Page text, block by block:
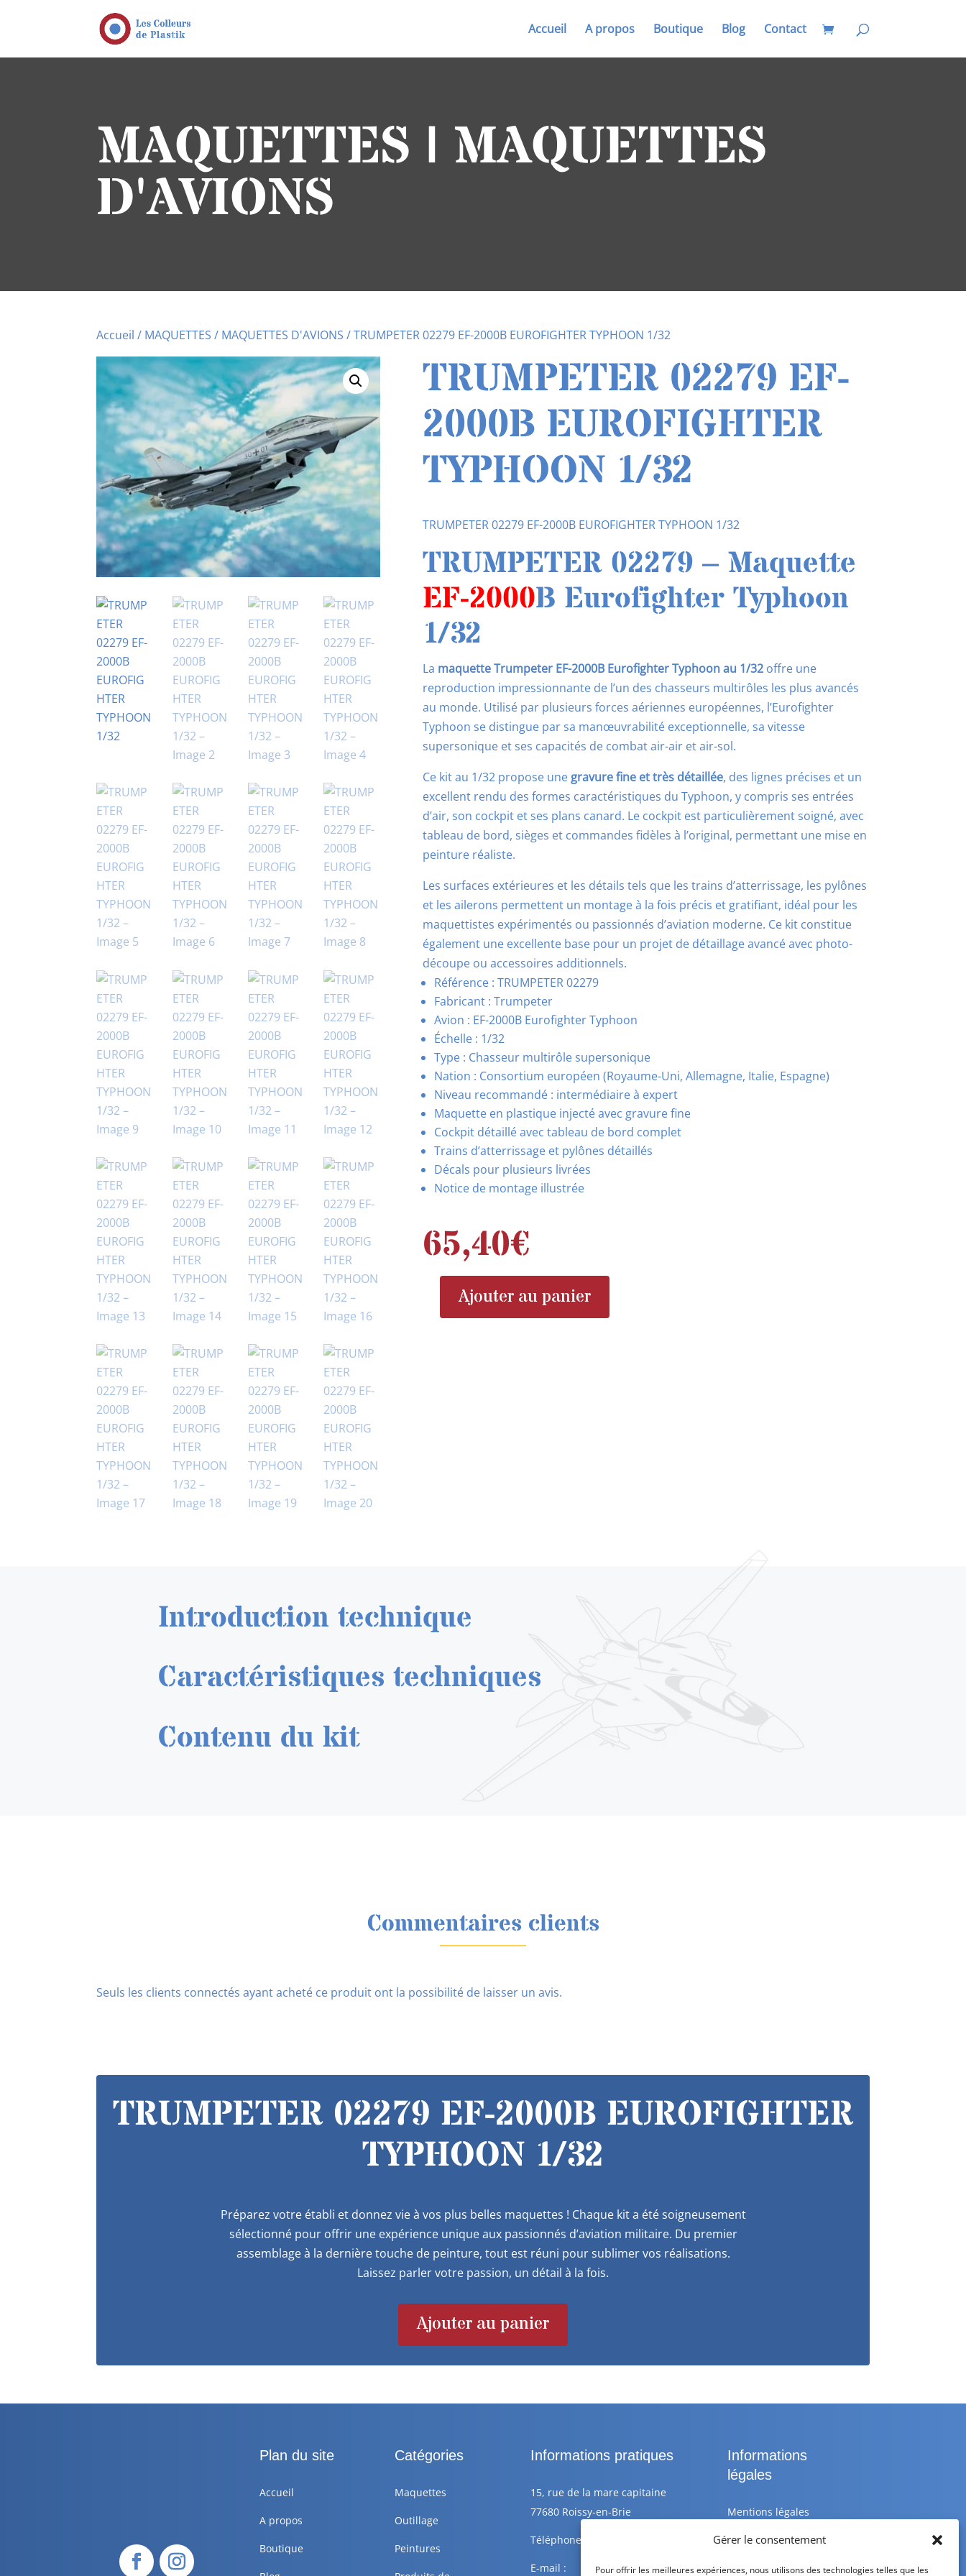
Gérer le consentement
Pour offrir les meilleures expériences, nous utilisons des technologies telles que les
Accueil A propos Boutique Blog Contact
MAQUETTES | MAQUETTES
D'AVIONS
Accueil / MAQUETTES / MAQUETTES D'AVIONS / TRUMPETER 02279 EF-2000B EUROFIGHTER TYPHOON 1/32
TRUMPETER 02279 EF-
2000B EUROFIGHTER
TYPHOON 1/32
TRUMPETER 02279 EF-2000B EUROFIGHTER TYPHOON 1/32
TRUMPETER 02279 – Maquette
EF-2000B Eurofighter Typhoon
1/32
La maquette Trumpeter EF-2000B Eurofighter Typhoon au 1/32 offre une
reproduction impressionnante de l’un des chasseurs multirôles les plus avancés
au monde. Utilisé par plusieurs forces aériennes européennes, l’Eurofighter
Typhoon se distingue par sa manœuvrabilité exceptionnelle, sa vitesse
supersonique et ses capacités de combat air-air et air-sol.
Ce kit au 1/32 propose une gravure fine et très détaillée, des lignes précises et un
excellent rendu des formes caractéristiques du Typhoon, y compris ses entrées
d’air, son cockpit et ses plans canard. Le cockpit est particulièrement soigné, avec
tableau de bord, sièges et commandes fidèles à l’original, permettant une mise en
peinture réaliste.
Les surfaces extérieures et les détails tels que les trains d’atterrissage, les pylônes
et les ailerons permettent un montage à la fois précis et gratifiant, idéal pour les
maquettistes expérimentés ou passionnés d’aviation moderne. Ce kit constitue
également une excellente base pour un projet de détaillage avancé avec photo-
découpe ou accessoires additionnels.
Référence : TRUMPETER 02279
Fabricant : Trumpeter
Avion : EF-2000B Eurofighter Typhoon
Échelle : 1/32
Type : Chasseur multirôle supersonique
Nation : Consortium européen (Royaume-Uni, Allemagne, Italie, Espagne)
Niveau recommandé : intermédiaire à expert
Maquette en plastique injecté avec gravure fine
Cockpit détaillé avec tableau de bord complet
Trains d’atterrissage et pylônes détaillés
Décals pour plusieurs livrées
Notice de montage illustrée
65,40€
quantitéAjouter au panier
Introduction technique
Caractéristiques techniques
Contenu du kit
Commentaires clients
Seuls les clients connectés ayant acheté ce produit ont la possibilité de laisser un avis.
TRUMPETER 02279 EF-2000B EUROFIGHTER
TYPHOON 1/32
Préparez votre établi et donnez vie à vos plus belles maquettes ! Chaque kit a été soigneusement
sélectionné pour offrir une expérience unique aux passionnés d’aviation militaire. Du premier
assemblage à la dernière touche de peinture, tout est réuni pour sublimer vos réalisations.
Laissez parler votre passion, un détail à la fois.
Ajouter au panier
Plan du site
Accueil
A propos
Boutique
Catégories
Maquettes
Outillage
Peintures
Informations pratiques
15, rue de la mare capitaine
77680 Roissy-en-Brie
Téléphone : +33 6 88 77 25 10
E-mail :
Informations
légales
Mentions légales
Politique de